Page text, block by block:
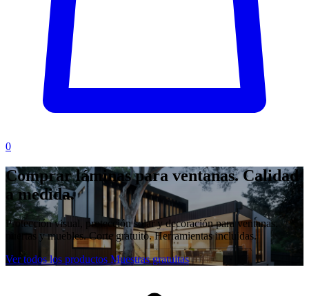
0
Comprar láminas para ventanas. Calidad
a medida.
Protección visual, protección solar y decoración para ventanas,
puertas y muebles. Corte gratuito. Herramientas incluidas.
Ver todos los productos Muestras gratuitas